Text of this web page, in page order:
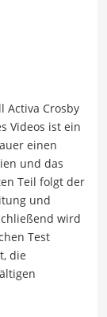
Activa Crosby
Videos ist ein
einen
und das
Teil folgt der
und
wird
Test
die